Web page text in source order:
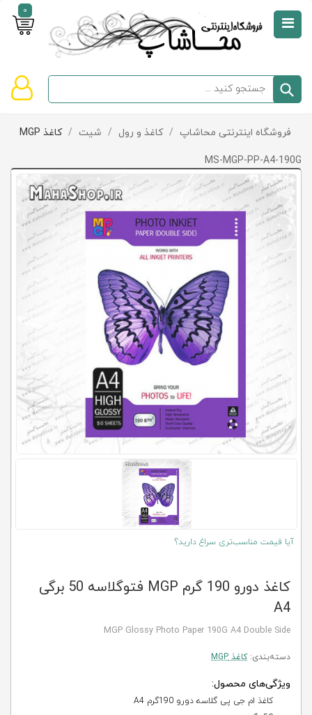
0
صفحه
دسته‌بندی
تخفیف‌ها
و
پیشنهادها
تماس
سبد
خالی
است
فروشگاه اینترنتی محاشاپ / کاغذ و رول / شیت / کاغذ MGP
MS-MGP-PP-A4-190G
آیا قیمت مناسب‌تری سراغ دارید؟
کاغذ دورو 190 گرم MGP فتوگلاسه 50 برگی
A4
MGP Glossy Photo Paper 190G A4 Double Side
دسته‌بندی:کاغذ MGP
ویژگی‌های محصول:
کاغذ ام جی پی گلاسه دورو 190گرم A4